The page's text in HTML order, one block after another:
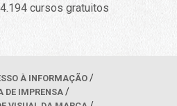
cursos gratuitos
À INFORMAÇÃO
DE IMPRENSA